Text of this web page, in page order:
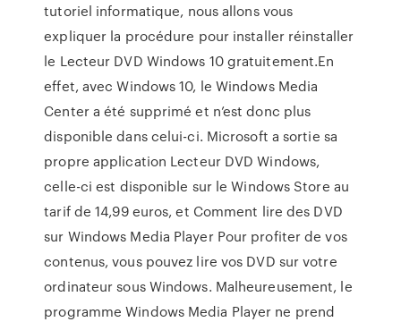
tutoriel informatique, nous allons vous
expliquer la procédure pour installer réinstaller
le Lecteur DVD Windows 10 gratuitement.En
effet, avec Windows 10, le Windows Media
Center a été supprimé et n’est donc plus
disponible dans celui-ci. Microsoft a sortie sa
propre application Lecteur DVD Windows,
celle-ci est disponible sur le Windows Store au
tarif de 14,99 euros, et Comment lire des DVD
sur Windows Media Player Pour profiter de vos
contenus, vous pouvez lire vos DVD sur votre
ordinateur sous Windows. Malheureusement, le
programme Windows Media Player ne prend